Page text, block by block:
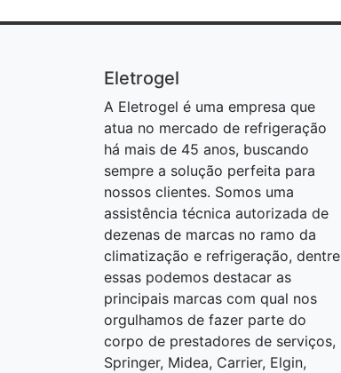
Eletrogel
A Eletrogel é uma empresa que
atua no mercado de refrigeração
há mais de 45 anos, buscando
sempre a solução perfeita para
nossos clientes. Somos uma
assistência técnica autorizada de
dezenas de marcas no ramo da
climatização e refrigeração, dentre
essas podemos destacar as
principais marcas com qual nos
orgulhamos de fazer parte do
corpo de prestadores de serviços,
Springer, Midea, Carrier, Elgin,